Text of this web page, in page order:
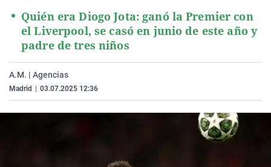
Quién era Diogo Jota: ganó la Premier con
el Liverpool, se casó en junio de este año y
padre de tres niños
A.M. | Agencias
Madrid 03.07.2025 12:36